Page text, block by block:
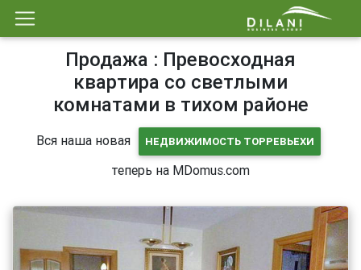
Продажа : Превосходная
квартира со светлыми
комнатами в тихом районе
Вся наша новая НЕДВИЖИМОСТЬ ТОРРЕВЬЕХИ
теперь на MDomus.com